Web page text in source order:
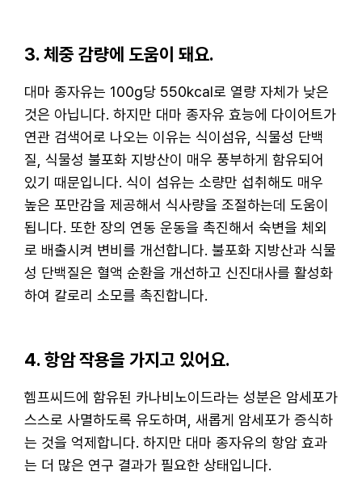
3. 체중 감량에 도움이 돼요.
대마 종자유는 100g당 550kcal로 열량 자체가 낮은
것은 아닙니다. 하지만 대마 종자유 효능에 다이어트가
연관 검색어로 나오는 이유는 식이섬유, 식물성 단백
질, 식물성 불포화 지방산이 매우 풍부하게 함유되어
있기 때문입니다. 식이 섬유는 소량만 섭취해도 매우
높은 포만감을 제공해서 식사량을 조절하는데 도움이
됩니다. 또한 장의 연동 운동을 촉진해서 숙변을 체외
로 배출시켜 변비를 개선합니다. 불포화 지방산과 식물
성 단백질은 혈액 순환을 개선하고 신진대사를 활성화
하여 칼로리 소모를 촉진합니다.
4. 항암 작용을 가지고 있어요.
헴프씨드에 함유된 카나비노이드라는 성분은 암세포가
스스로 사멸하도록 유도하며, 새롭게 암세포가 증식하
는 것을 억제합니다. 하지만 대마 종자유의 항암 효과
는 더 많은 연구 결과가 필요한 상태입니다.